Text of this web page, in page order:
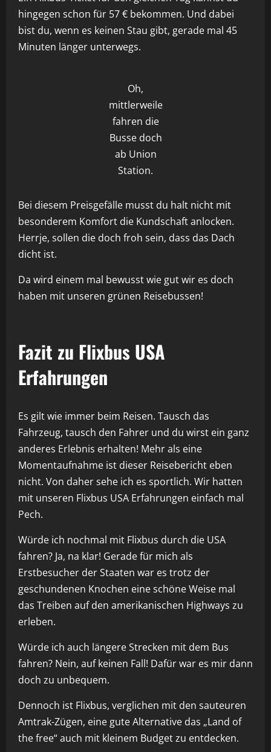
hingegen schon für 57 € bekommen. Und dabei
bist du, wenn es keinen Stau gibt, gerade mal 45
Minuten länger unterwegs.
Oh,
mittlerweile
fahren die
Busse doch
ab Union
Station.
Bei diesem Preisgefälle musst du halt nicht mit
besonderem Komfort die Kundschaft anlocken.
Herrje, sollen die doch froh sein, dass das Dach
dicht ist.
Da wird einem mal bewusst wie gut wir es doch
haben mit unseren grünen Reisebussen!
Fazit zu Flixbus USA
Erfahrungen
Es gilt wie immer beim Reisen. Tausch das
Fahrzeug, tausch den Fahrer und du wirst ein ganz
anderes Erlebnis erhalten! Mehr als eine
Momentaufnahme ist dieser Reisebericht eben
nicht. Von daher sehe ich es sportlich. Wir hatten
mit unseren Flixbus USA Erfahrungen einfach mal
Pech.
Würde ich nochmal mit Flixbus durch die USA
fahren? Ja, na klar! Gerade für mich als
Erstbesucher der Staaten war es trotz der
geschundenen Knochen eine schöne Weise mal
das Treiben auf den amerikanischen Highways zu
erleben.
Würde ich auch längere Strecken mit dem Bus
fahren? Nein, auf keinen Fall! Dafür war es mir dann
doch zu unbequem.
Dennoch ist Flixbus, verglichen mit den sauteuren
Amtrak-Zügen, eine gute Alternative das „Land of
the free“ auch mit kleinem Budget zu entdecken.